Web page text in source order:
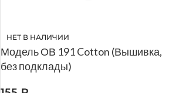
НЕТ В НАЛИЧИИ
Модель ОВ 191 Cotton (Вышивка,
без подклады)